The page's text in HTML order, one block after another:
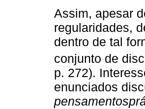
Assim, apesar
regularidades,
dentro de tal
conjunto de
p. 272).
enunciados